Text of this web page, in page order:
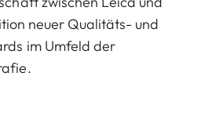
neuer Qualitäts- und
im Umfeld der